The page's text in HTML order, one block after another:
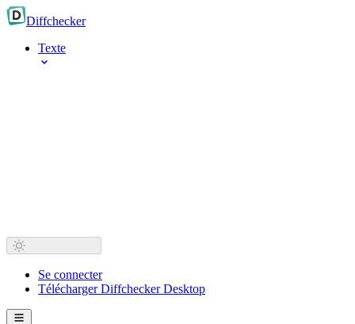
Diffchecker
Texte
Se connecter
Télécharger Diffchecker Desktop